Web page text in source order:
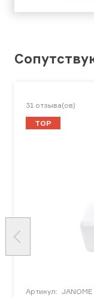
31 отзыва(ов)
TOP
Артикул: